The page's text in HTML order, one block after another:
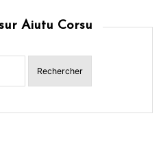
Aiutu Corsu